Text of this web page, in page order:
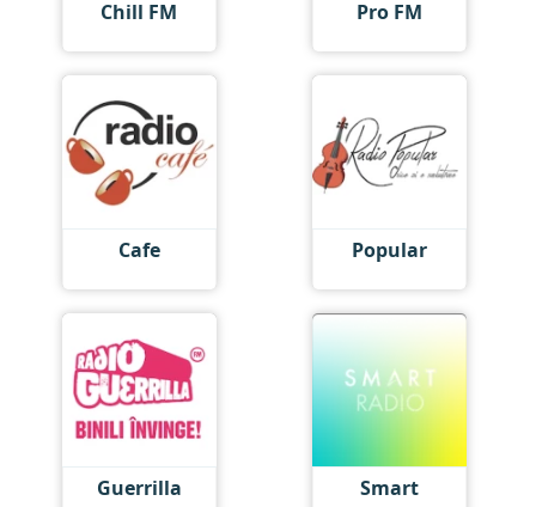
Chill FM Pro FM
Cafe Popular
Guerrilla Smart